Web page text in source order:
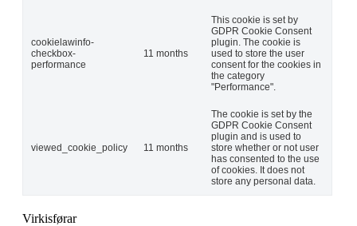
cookielawinfo-
checkbox-
performance
11 months
This cookie is set by
GDPR Cookie Consent
plugin. The cookie is
used to store the user
consent for the cookies in
the category
"Performance".
viewed_cookie_policy 11 months
The cookie is set by the
GDPR Cookie Consent
plugin and is used to
store whether or not user
has consented to the use
of cookies. It does not
store any personal data.
Virkisførar